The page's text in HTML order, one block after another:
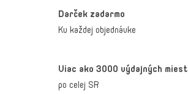
Darček zadarmo
Ku každej objednávke
Viac ako 3000 výdajných miest
po celej SR